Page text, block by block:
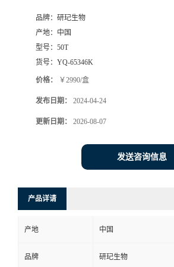
品牌： 研玘生物
产地： 中国
型号： 50T
货号： YQ-65346K
价格： ￥2990/盒
发布日期： 2024-04-24
更新日期： 2026-08-07
发送咨询信息
产品详请
产地 中国
品牌 研玘生物